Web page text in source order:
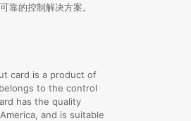
靠的控制解决方案。
card is a product of
to the control
has the quality
and is suitable